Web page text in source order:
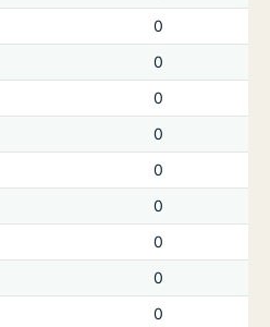
0
0
0
0
0
0
0
0
0